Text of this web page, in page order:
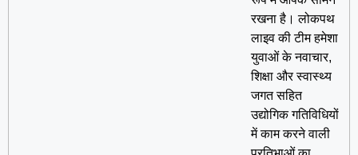
रखना है। लोकपथ
लाइव की टीम हमेशा
युवाओं के नवाचार,
शिक्षा और स्वास्थ्य
जगत सहित
उद्योगिक गतिविधियों
में काम करने वाली